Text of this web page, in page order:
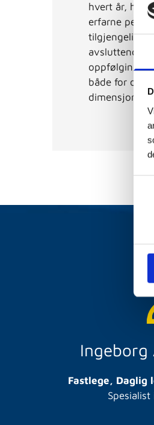
hvert år, hvor
erfarne
tilgjengelig i
avsluttende
oppfølging fra
både for oss
dimensjon til
Ingeborg
Fastlege, Daglig